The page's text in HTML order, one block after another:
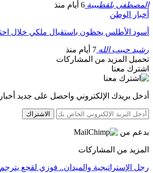
المصطفى بلقطيبية 6 أيام منذ
أخبار الوطن
أسود الأطلس يحظون باستقبال ملكي خلال
رشيد حبيب الله 7 أيام منذ
تحميل المزيد من المشاركات
اشترك معنا
أدخل بريدك الإلكتروني واحصل على جديد أخبار
الاشتراك
بدعم من
المزيد من المشاركات
رجل الإستراتيجية والميدان.. فوزي لقجع